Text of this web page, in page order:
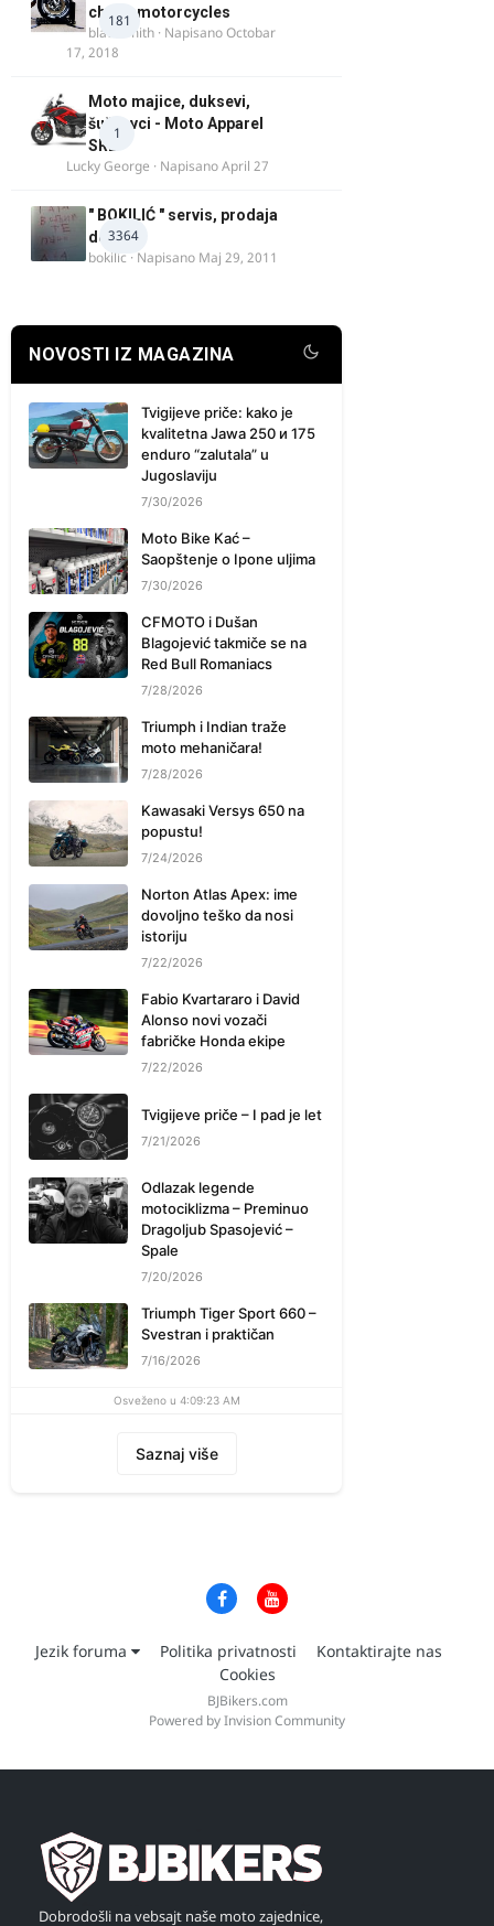
181
chock motorcycles
blacksmith · NapisanoOctobar
17, 2018
1
Moto majice, duksevi,
šuškavci - Moto Apparel
SRB
Lucky George · NapisanoApril 27
3364
" BOKILIĆ " servis, prodaja
delova
bokilic · Napisano Maj 29, 2011
NOVOSTI IZ MAGAZINA
Tvigijeve priče: kako je
kvalitetna Jawa 250 и 175
enduro “zalutala” u
Jugoslaviju
7/30/2026
Moto Bike Kać –
Saopštenje o Ipone uljima
7/30/2026
CFMOTO i Dušan
Blagojević takmiče se na
Red Bull Romaniacs
7/28/2026
Triumph i Indian traže
moto mehaničara!
7/28/2026
Kawasaki Versys 650 na
popustu!
7/24/2026
Norton Atlas Apex: ime
dovoljno teško da nosi
istoriju
7/22/2026
Fabio Kvartararo i David
Alonso novi vozači
fabričke Honda ekipe
7/22/2026
Tvigijeve priče – I pad je let
7/21/2026
Odlazak legende
motociklizma – Preminuo
Dragoljub Spasojević –
Spale
7/20/2026
Triumph Tiger Sport 660 –
Svestran i praktičan
7/16/2026
Osveženo u 4:09:23 AM
Saznaj više
Jezik foruma Politika privatnosti
Kontaktirajte nas
Cookies
BJBikers.com
Powered by Invision Community
Dobrodošli na vebsajt naše moto zajednice,